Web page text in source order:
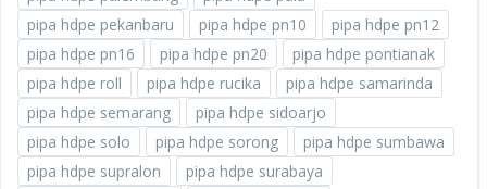
pipa hdpe pekanbaru
pipa hdpe pn10
pipa hdpe pn12
pipa hdpe pn16
pipa hdpe pn20
pipa hdpe pontianak
pipa hdpe roll
pipa hdpe rucika
pipa hdpe samarinda
pipa hdpe semarang
pipa hdpe sidoarjo
pipa hdpe solo
pipa hdpe sorong
pipa hdpe sumbawa
pipa hdpe supralon
pipa hdpe surabaya